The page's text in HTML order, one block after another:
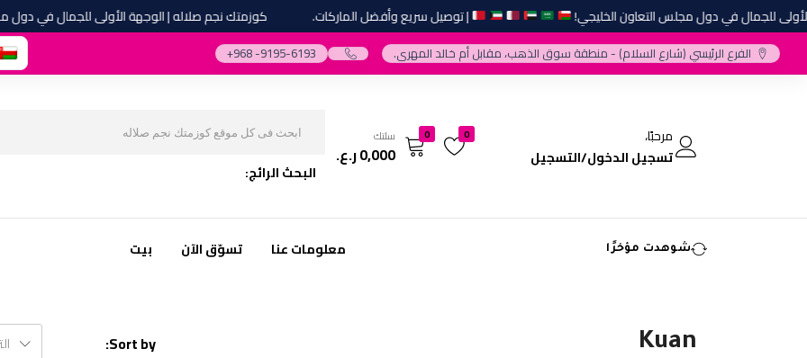
للجمال في دول مجلس التعاون الخليجي! | توصيل سريع وأفضل الماركات. كوزمتك نجم صلاله | الوجهة الأولى للجمال في دول
الفرع الرئيسي (شارع السلام) - منطقة سوق الذهب، مقابل أم خالد المهري. ‎+968 -9195-6193‎
البحث الرائج:
مرحبًا،
تسجيل الدخول/التسجيل
0
0 سلتك
0,000ر.ع.
بيت تسوّق الآن معلومات عنا شوهدت مؤخرًا
Kuan
Sort by: